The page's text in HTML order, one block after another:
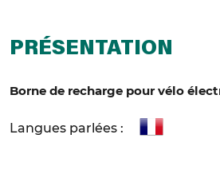
PRÉSENTATION
Borne de recharge pour vélo
Langues parlées :